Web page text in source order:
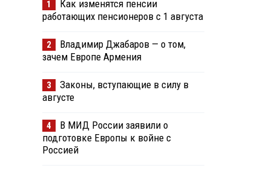
1
Как изменятся пенсии
работающих пенсионеров с 1 августа
2
Владимир Джабаров — о том,
зачем Европе Армения
3
Законы, вступающие в силу в
августе
4
В МИД России заявили о
подготовке Европы к войне с
Россией